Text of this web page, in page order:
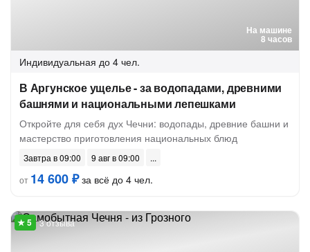
На машине
8 часов
Индивидуальная до 4 чел.
В Аргунское ущелье - за водопадами, древними
башнями и национальными лепешками
Откройте для себя дух Чечни: водопады, древние башни и
мастерство приготовления национальных блюд
Завтра в 09:00
9 авг в 09:00
от 14 600 ₽за всё до 4 чел.
3 отзыва